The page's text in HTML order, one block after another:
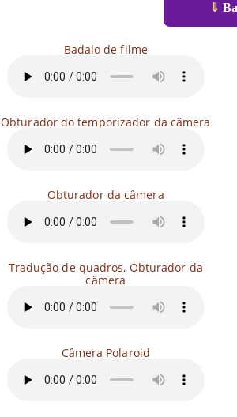
⇓
Badalo de filme
Obturador do temporizador da câmera
Obturador da câmera
Tradução de quadros, Obturador da
câmera
Câmera Polaroid